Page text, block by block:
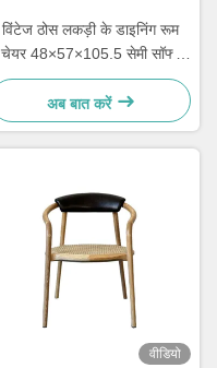
विंटेज ठोस लकड़ी के डाइनिंग रूम
चेयर 48×57×105.5 सेमी सॉफ्ट
नक्काशीदार लैडर बैक के साथ
अब बात करें
वीडियो